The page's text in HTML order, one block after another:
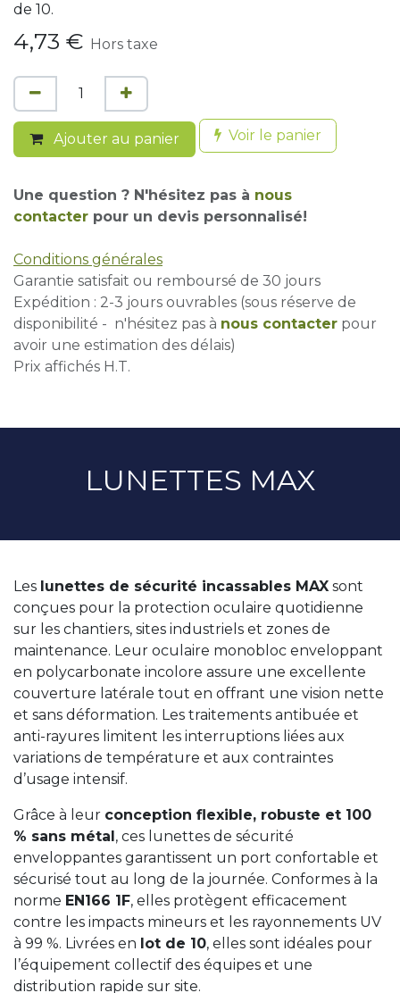
de 10.
4,73 € Hors taxe
Ajouter au panier Voir le panier
Une question ? N'hésitez pas à nous
contacter pour un devis personnalisé!
Conditions générales
Garantie satisfait ou remboursé de 30 jours
Expédition : 2-3 jours ouvrables (sous réserve de
disponibilité - n'hésitez pas à nous contacter pour
avoir une estimation des délais)
Prix affichés H.T.
LUNETTES MAX
Les lunettes de sécurité incassables MAX sont
conçues pour la protection oculaire quotidienne
sur les chantiers, sites industriels et zones de
maintenance. Leur oculaire monobloc enveloppant
en polycarbonate incolore assure une excellente
couverture latérale tout en offrant une vision nette
et sans déformation. Les traitements antibuée et
anti-rayures limitent les interruptions liées aux
variations de température et aux contraintes
d’usage intensif.
Grâce à leur conception flexible, robuste et 100
% sans métal, ces lunettes de sécurité
enveloppantes garantissent un port confortable et
sécurisé tout au long de la journée. Conformes à la
norme EN166 1F, elles protègent efficacement
contre les impacts mineurs et les rayonnements UV
à 99 %. Livrées en lot de 10, elles sont idéales pour
l’équipement collectif des équipes et une
distribution rapide sur site.